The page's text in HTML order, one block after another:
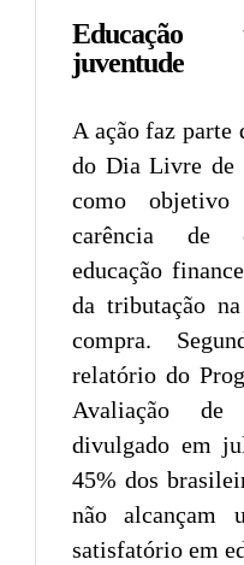
Educação
juventude
A ação faz parte
do Dia Livre de
como
carência de
educação
da tributação
compra.
relatório do
Avaliação de
divulgado em
45% dos
não alcançam
satisfatório em